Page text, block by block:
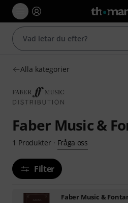
Alla kategorier
Faber Music &
1 Produkter· Fråga oss
Filter
Faber Music &